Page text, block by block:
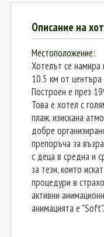
Описание на
Местоположение:
Хотелът се
10.5 км от
Построен е през
Това е хотел с
плаж, изискана
добре
препоръча за
с деца в средна и
за тези, които
процедури в
активни
анимацията е "Soft".